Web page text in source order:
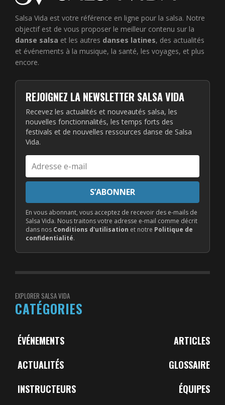
Salsa Vida est votre référence en ligne pour la salsa. Notre
objectif est de vous proposer le meilleur contenu sur la
danse salsa et les autres danses latines, des actualités
et événements à la musique, la santé, les voyages, et plus
encore.
REJOIGNEZ LA NEWSLETTER SALSA VIDA
Recevez les actualités et nouveautés salsa, les
nouvelles fonctionnalités, les temps forts des
festivals et de nouvelles ressources danse de Salsa
Vida.
Adresse
e-
mail
S’ABONNER
En vous abonnant, vous acceptez de recevoir des e-mails de
Salsa Vida. Nous traitons votre adresse e-mail comme décrit
dans nos Conditions d'utilisation et notre Politique de
confidentialité.
EXPLORER SALSA VIDA
CATÉGORIES
ARTICLES
ÉVÉNEMENTS
GLOSSAIRE
ACTUALITÉS
ÉQUIPES
INSTRUCTEURS